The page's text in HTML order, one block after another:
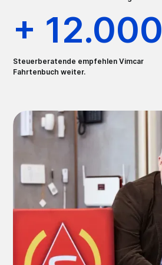
+ 12.000
Steuerberatende empfehlen Vimcar
Fahrtenbuch weiter.